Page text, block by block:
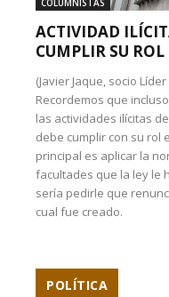
COLUMNISTAS
ACTIVIDAD
CUMPLIR SU ROL
(Javier Jaque, socio
Recordemos que
las actividades ilícitas
debe cumplir con su rol
principal es aplicar la
facultades que la ley le
sería pedirle que
cual fue creado.
POLÍTICA